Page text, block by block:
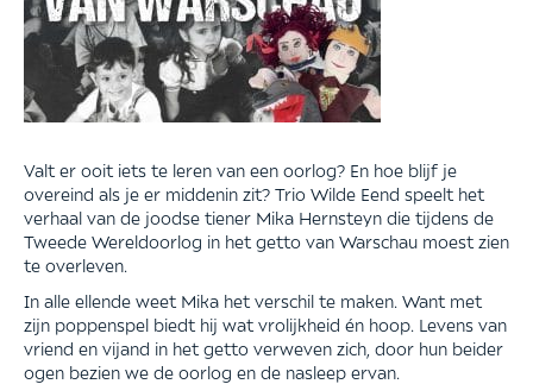
Valt er ooit iets te leren van een oorlog? En hoe blijf je
overeind als je er middenin zit? Trio Wilde Eend speelt het
verhaal van de joodse tiener Mika Hernsteyn die tijdens de
Tweede Wereldoorlog in het getto van Warschau moest zien
te overleven.
In alle ellende weet Mika het verschil te maken. Want met
zijn poppenspel biedt hij wat vrolijkheid én hoop. Levens van
vriend en vijand in het getto verweven zich, door hun beider
ogen bezien we de oorlog en de nasleep ervan.